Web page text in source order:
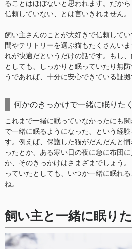
ることはほぼないと思われます。だか
信頼していない、とは言いきれません。
飼い主さんのことが大好きで信頼して
間やテリトリーを選ぶ猫もたくさんい
れが快適だというだけの話です。もし
としても、しっかりと眠っていたり無
うであれば、十分に安心できている証拠
何かのきっかけで一緒に眠りた
これまで一緒に眠っていなかったにも
で一緒に眠るようになった、という経
す。例えば、保護した猫がだんだんと
ったとか、ある寒い日の夜に急に布団
か、そのきっかけはさまざまでしょう
っていたとしても、いつか一緒に眠れ
ね。
飼い主と一緒に眠り